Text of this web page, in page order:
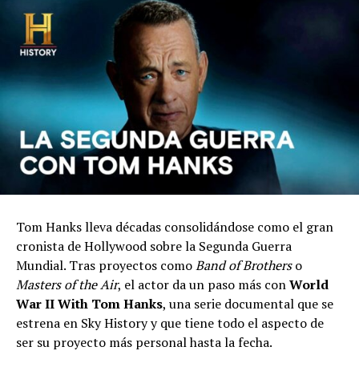
Tom Hanks lleva décadas consolidándose como el gran
cronista de Hollywood sobre la Segunda Guerra
Mundial. Tras proyectos comoBand of Brotherso
Masters of the Air, el actor da un paso más conWorld
War II With Tom Hanks, una serie documental que se
estrena en Sky History y que tiene todo el aspecto de
ser su proyecto más personal hasta la fecha.